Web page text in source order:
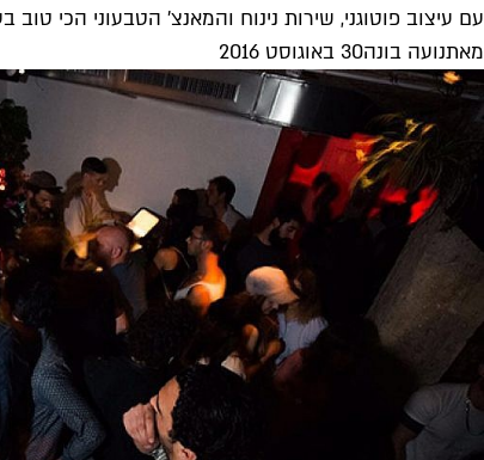
עם עיצוב פוטוגני, שירות נינוח והמאנצ' הטבעוני הכי
מאתנועה בונה30 באוגוסט 2016